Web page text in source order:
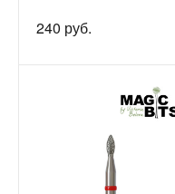
240 руб.